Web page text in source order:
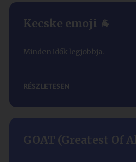
Kecske emoji 🐐
Minden idők legjobbja.
RÉSZLETESEN
GOAT (Greatest Of